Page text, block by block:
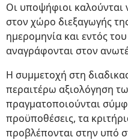
Οι υποψήφιοι
στον χώρο διεξαγωγής
ημερομηνία και εντός
αναγράφονται στον
Η συμμετοχή στη
περαιτέρω αξιολόγηση
πραγματοποιούνται
προϋποθέσεις, τα
προβλέπονται στην υπό